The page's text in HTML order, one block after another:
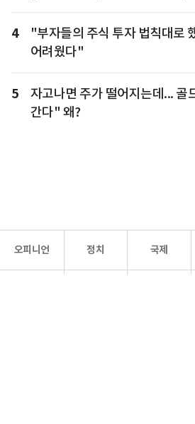
4
"부자들의 주식 투자 법칙대로
어려웠다"
5
자고나면 주가 떨어지는데...
간다" 왜?
오피니언 정치 국제